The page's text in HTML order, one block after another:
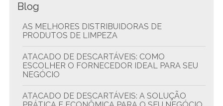
Blog
AS MELHORES DISTRIBUIDORAS DE
PRODUTOS DE LIMPEZA
ATACADO DE DESCARTÁVEIS: COMO
ESCOLHER O FORNECEDOR IDEAL PARA SEU
NEGÓCIO
ATACADO DE DESCARTÁVEIS: A SOLUÇÃO